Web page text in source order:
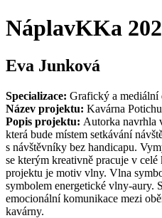
NáplavKKa
Eva Junková
Specializace: Grafický a mediální
Název projektu: Kavárna
Popis projektu: Autorka navrhla
která bude místem setkávání
s návštěvníky bez handicapu.
se kterým kreativně pracuje v
projektu je motiv vlny. Vlna
symbolem energetické vlny-aury.
emocionální komunikace mezi
kavárny.